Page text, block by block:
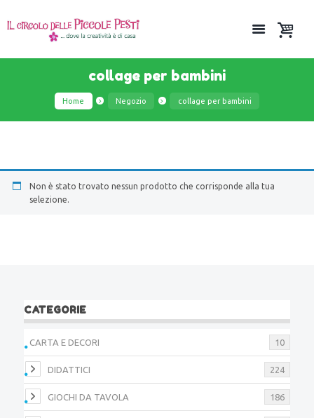
collage per bambini
Home Negozio collage per bambini
Non è stato trovato nessun prodotto che corrisponde alla tua
selezione.
CATEGORIE
CARTA E DECORI 10
DIDATTICI 224
GIOCHI DA TAVOLA 186